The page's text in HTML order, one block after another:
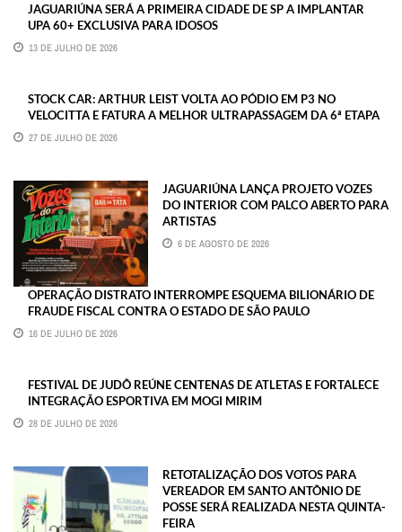
JAGUARIÚNA SERÁ A PRIMEIRA CIDADE DE SP A IMPLANTAR
UPA 60+ EXCLUSIVA PARA IDOSOS
13 DE JULHO DE 2026
STOCK CAR: ARTHUR LEIST VOLTA AO PÓDIO EM P3 NO
VELOCITTA E FATURA A MELHOR ULTRAPASSAGEM DA 6ª ETAPA
27 DE JULHO DE 2026
JAGUARIÚNA LANÇA PROJETO VOZES
DO INTERIOR COM PALCO ABERTO PARA
ARTISTAS
6 DE AGOSTO DE 2026
OPERAÇÃO DISTRATO INTERROMPE ESQUEMA BILIONÁRIO DE
FRAUDE FISCAL CONTRA O ESTADO DE SÃO PAULO
16 DE JULHO DE 2026
FESTIVAL DE JUDÔ REÚNE CENTENAS DE ATLETAS E FORTALECE
INTEGRAÇÃO ESPORTIVA EM MOGI MIRIM
28 DE JULHO DE 2026
RETOTALIZAÇÃO DOS VOTOS PARA
VEREADOR EM SANTO ANTÔNIO DE
POSSE SERÁ REALIZADA NESTA QUINTA-
FEIRA